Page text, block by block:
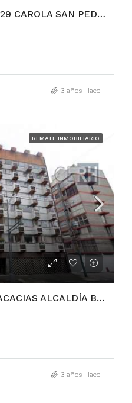
PROL. SAN ANTONIO 529 CAROLA SAN PEDRO DE LOS PINOS
3 años Hace
REMATE INMOBILIARIO
JOSÉ MARÍA RICO 211 ACACIAS ALCALDÍA BENITO JUÁREZ
3 años Hace